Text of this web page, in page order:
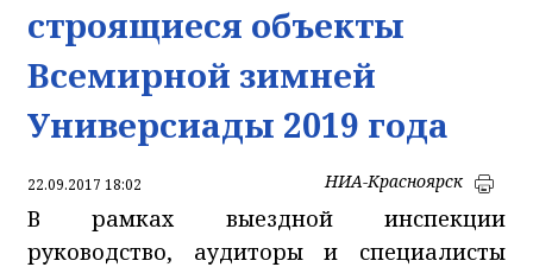
строящиеся объекты
Всемирной зимней
Универсиады 2019 года
22.09.2017 18:02 НИА-Красноярск
В рамках выездной инспекции
руководство, аудиторы и специалисты